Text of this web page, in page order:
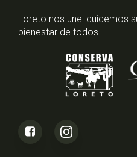
Loreto nos une: cuidemos
bienestar de todos.